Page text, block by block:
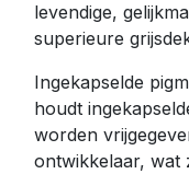
levendige,
superieure
Ingekapselde
houdt
worden
ontwikkelaar,